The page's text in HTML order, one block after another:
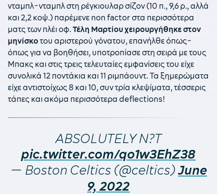
νταμπλ-νταμπλ στη ρέγκιουλαρ σίζον (10 π., 9,6 ρ., αλλά
και 2,2 κοψ.) παρέμενε non factor στα περισσότερα
ματς των πλέι οφ. Τέλη Μαρτίου χειρουργήθηκε στον
μηνίσκοτου αριστερού γόνατου, επανήλθε όπως-
όπως για να βοηθήσει, υποτροπίασε στη σειρά με τους
Μπακς και στις τρεις τελευταίες εμφανίσεις του είχε
συνολικά 12 ποντάκια και 11 ριμπάουντ. Τα ξημερώματα
είχε αντιστοίχως 8 και 10, συν τρία κλεψίματα, τέσσερις
τάπες και ακόμα περισσότερα deflections!
ABSOLUTELY N?T
pic.twitter.com/qo1w3EhZ38
— Boston Celtics (@celtics)June
9, 2022